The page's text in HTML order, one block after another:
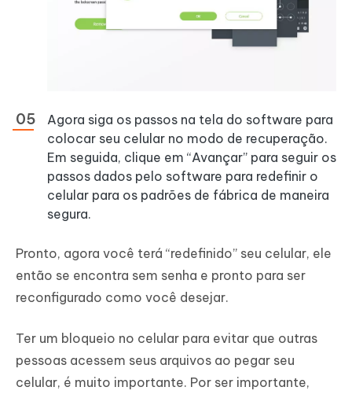
Agora siga os passos na tela do software para
colocar seu celular no modo de recuperação.
Em seguida, clique em “Avançar” para seguir os
passos dados pelo software para redefinir o
celular para os padrões de fábrica de maneira
segura.
Pronto, agora você terá “redefinido” seu celular, ele
então se encontra sem senha e pronto para ser
reconfigurado como você desejar.
Ter um bloqueio no celular para evitar que outras
pessoas acessem seus arquivos ao pegar seu
celular, é muito importante. Por ser importante,